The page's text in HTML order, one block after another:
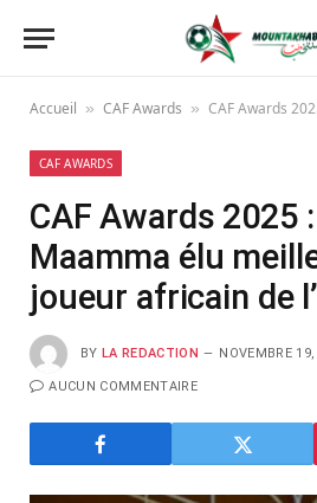
Accueil » CAF Awards » CAF Awards 2025 : Othmane
CAF AWARDS
CAF Awards 2025
Maamma élu
joueur africain de
BY LA REDACTION NOVEMBRE
AUCUN COMMENTAIRE